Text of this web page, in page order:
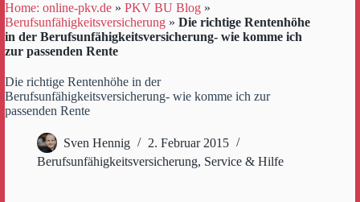
Home: online-pkv.de » PKV BU Blog »
Berufsunfähigkeitsversicherung » Die richtige Rentenhöhe
in der Berufsunfähigkeitsversicherung- wie komme ich
zur passenden Rente
Die richtige Rentenhöhe in der
Berufsunfähigkeitsversicherung- wie komme ich zur
passenden Rente
Sven Hennig
2. Februar 2015
Berufsunfähigkeitsversicherung, Service & Hilfe